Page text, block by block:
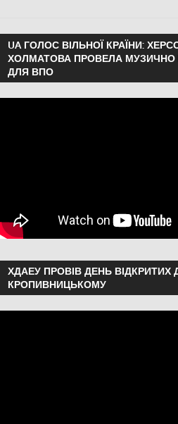
UA ГОЛОС ВІЛЬНОЇ КРАЇНИ:
ХОЛМАТОВА ПРОВЕЛА МУЗИЧНО
ДЛЯ ВПО
ХДАЕУ ПРОВІВ ДЕНЬ ВІДКРИТИХ
КРОПИВНИЦЬКОМУ